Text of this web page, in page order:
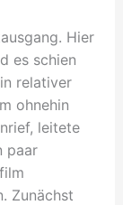
Hier
es schien
relativer
ohnehin
leitete
paar
Zunächst